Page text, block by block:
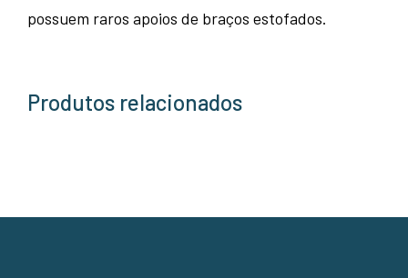
possuem raros apoios de braços estofados.
Produtos relacionados